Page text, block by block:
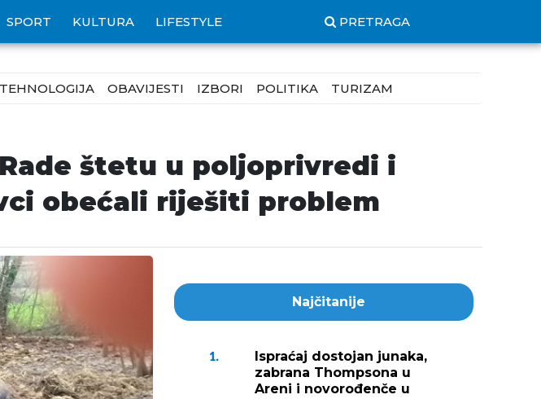
SPORT KULTURA LIFESTYLE PRETRAGA
TEHNOLOGIJA OBAVIJESTI IZBORI POLITIKA TURIZAM
Rade štetu u poljoprivredi i
obećali riješiti problem
Najčitanije
1.
Ispraćaj dostojan junaka,
zabrana Thompsona u
Areni i novorođenče u